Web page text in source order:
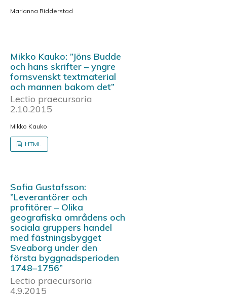
Marianna Ridderstad
Mikko Kauko: ”Jöns Budde
och hans skrifter – yngre
fornsvenskt textmaterial
och mannen bakom det”
Lectio praecursoria
2.10.2015
Mikko Kauko
HTML
Sofia Gustafsson:
”Leverantörer och
profitörer – Olika
geografiska områdens och
sociala gruppers handel
med fästningsbygget
Sveaborg under den
första byggnadsperioden
1748–1756”
Lectio praecursoria
4.9.2015